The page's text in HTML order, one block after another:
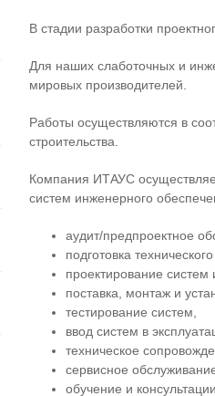
В стадии разработки
Для наших слаботочных и
мировых производителей.
Работы осуществляются в
строительства.
Компания ИТАУС
систем инженерного
аудит/предпроектное
подготовка
проектирование систем
поставка, монтаж и
тестирование систем,
ввод систем в
техническое
сервисное
обучение и консультации.